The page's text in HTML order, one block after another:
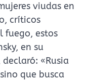
viudas en
críticos
fuego, estos
en su
«Rusia
que busca